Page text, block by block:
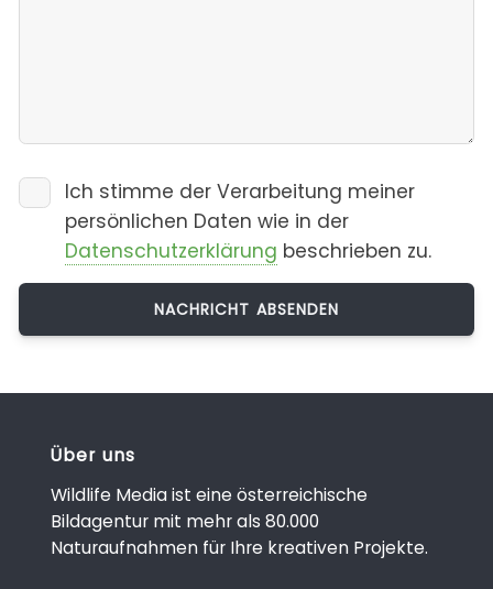
Ich stimme der Verarbeitung meiner
persönlichen Daten wie in der
Datenschutzerklärung beschrieben zu.
Über uns
Wildlife Media ist eine österreichische
Bildagentur mit mehr als 80.000
Naturaufnahmen für Ihre kreativen Projekte.